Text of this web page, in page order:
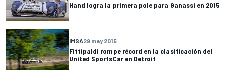
Hand logra la primera pole para Ganassi en 2015
IMSA29 may 2015
Fittipaldi rompe récord en la clasificación del
United SportsCar en Detroit